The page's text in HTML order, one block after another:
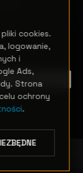
→
cookies.
logowanie,
i
Ads,
Strona
ochrony
.